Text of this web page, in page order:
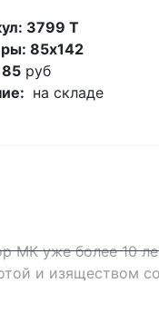
3799 Т
85х142
руб
на складе
МК уже более 10
и изяществом